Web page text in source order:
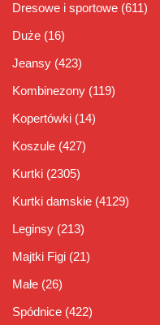
Dresowe i sportowe (611)
Duże (16)
Jeansy (423)
Kombinezony (119)
Kopertówki (14)
Koszule (427)
Kurtki (2305)
Kurtki damskie (4129)
Leginsy (213)
Majtki Figi (21)
Małe (26)
Spódnice (422)